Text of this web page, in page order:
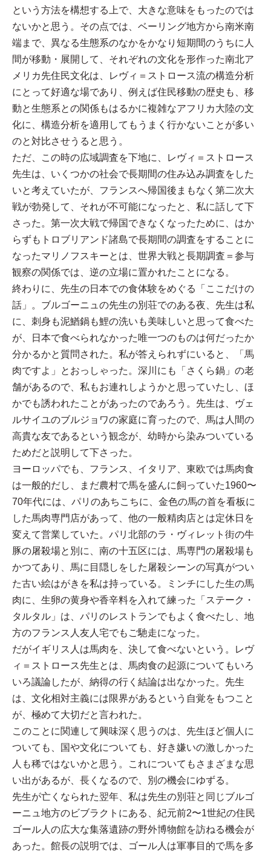
という方法を構想する上で、大きな意味をもったのでは
ないかと思う。その点では、ベーリング地方から南米南
端まで、異なる生態系のなかをかなり短期間のうちに人
間が移動・展開して、それぞれの文化を形作った南北ア
メリカ先住民文化は、レヴィ＝ストロース流の構造分析
にとって好適な場であり、例えば住民移動の歴史も、移
動と生態系との関係もはるかに複雑なアフリカ大陸の文
化に、構造分析を適用してもうまく行かないことが多い
のと対比させうると思う。
ただ、この時の広域調査を下地に、レヴィ＝ストロース
先生は、いくつかの社会で長期間の住み込み調査をした
いと考えていたが、フランスへ帰国後まもなく第二次大
戦が勃発して、それが不可能になったと、私に話して下
さった。第一次大戦で帰国できなくなったために、はか
らずもトロブリアンド諸島で長期間の調査をすることに
なったマリノフスキーとは、世界大戦と長期調査＝参与
観察の関係では、逆の立場に置かれたことになる。
終わりに、先生の日本での食体験をめぐる「ここだけの
話」。ブルゴーニュの先生の別荘でのある夜、先生は私
に、刺身も泥鰌鍋も鯉の洗いも美味しいと思って食べた
が、日本で食べられなかった唯一つのものは何だったか
分かるかと質問された。私が答えられずにいると、「馬
肉ですよ」とおっしゃった。深川にも「さくら鍋」の老
舗があるので、私もお連れしようかと思っていたし、ほ
かでも誘われたことがあったのであろう。先生は、ヴェ
ルサイユのブルジョワの家庭に育ったので、馬は人間の
高貴な友であるという観念が、幼時から染みついている
ためだと説明して下さった。
ヨーロッパでも、フランス、イタリア、東欧では馬肉食
は一般的だし、まだ農村で馬を盛んに飼っていた1960〜
70年代には、パリのあちこちに、金色の馬の首を看板に
した馬肉専門店があって、他の一般精肉店とは定休日を
変えて営業していた。パリ北部のラ・ヴィレット街の牛
豚の屠殺場と別に、南の十五区には、馬専門の屠殺場も
かつてあり、馬に目隠しをした屠殺シーンの写真がつい
た古い絵はがきを私は持っている。ミンチにした生の馬
肉に、生卵の黄身や香辛料を入れて練った「ステーク・
タルタル」は、パリのレストランでもよく食べたし、地
方のフランス人友人宅でもご馳走になった。
だがイギリス人は馬肉を、決して食べないという。レヴ
ィ＝ストロース先生とは、馬肉食の起源についてもいろ
いろ議論したが、納得の行く結論は出なかった。先生
は、文化相対主義には限界があるという自覚をもつこと
が、極めて大切だと言われた。
このことに関連して興味深く思うのは、先生ほど個人に
ついても、国や文化についても、好き嫌いの激しかった
人も稀ではないかと思う。これについてもさまざまな思
い出があるが、長くなるので、別の機会にゆずる。
先生が亡くなられた翌年、私は先生の別荘と同じブルゴ
ーニュ地方のビブラクトにある、紀元前2〜1世紀の住民
ゴール人の広大な集落遺跡の野外博物館を訪ねる機会が
あった。館長の説明では、ゴール人は軍事目的で馬を多